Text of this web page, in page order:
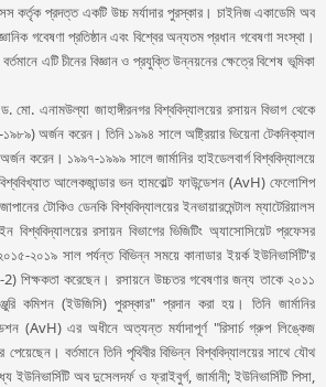
কর্তৃক প্রদত্ত একটি উচ্চ মর্যাদার পুরস্কার। চাইনিজ একাডেমি অব
গবেষণা প্রতিষ্ঠান এবং বিশ্বের অন্যতম প্রধান গবেষণা সংস্থা।
এটি চীনের বিজ্ঞান ও প্রযুক্তি উন্নয়নের ক্ষেত্রে বিশেষ ভূমিকা
মো. এনামউল্যা জাহাঙ্গীরনগর বিশ্ববিদ্যালয়ের রসায়ন বিভাগ থেকে
অর্জন করেন। তিনি ১৯৯৪ সালে অষ্ট্রিয়ার ভিয়েনা টেকনিক্যাল
অর্জন করেন। ১৯৯৭-১৯৯৯ সালে জার্মানির হাইডেলবার্গ বিশ্ববিদ্যালয়ে
আলেকজান্ডার ভন হামবোল্ট ফাউন্ডেশন (AvH) ফেলোশিপ
টোকিও ডেনকি বিশ্ববিদ্যালয়ের ইনভায়ারমেন্টাল ম্যাটেরিয়ালস
বিশ্ববিদ্যালয়ের রসায়ন বিভাগের ভিজিটিং অ্যাসোসিয়েট প্রফেসর
২০১৯ সাল পর্যন্ত বিভিন্ন সময়ে কানাডার ইয়র্ক ইউনিভার্সিটি'র
2) শিক্ষকতা করেছেন। রসায়নে উচ্চতর গবেষণার জন্য তাকে ২০১১
কমিশন (ইউজিসি) পুরস্কার" প্রদান করা হয়। তিনি জার্মানির
(AvH) এর অধীনে অত্যন্ত মর্যাদাপূর্ণ "রিসার্চ গ্রুপ লিঙ্কেজ
বর্তমানে তিনি পৃথিবীর বিভিন্ন বিশ্ববিদ্যালয়ের সাথে যৌথ
অব দুসেলদর্ফ ও ফ্রাইবুর্গ, জার্মানী; ইউনিভার্সিটি পিসা,